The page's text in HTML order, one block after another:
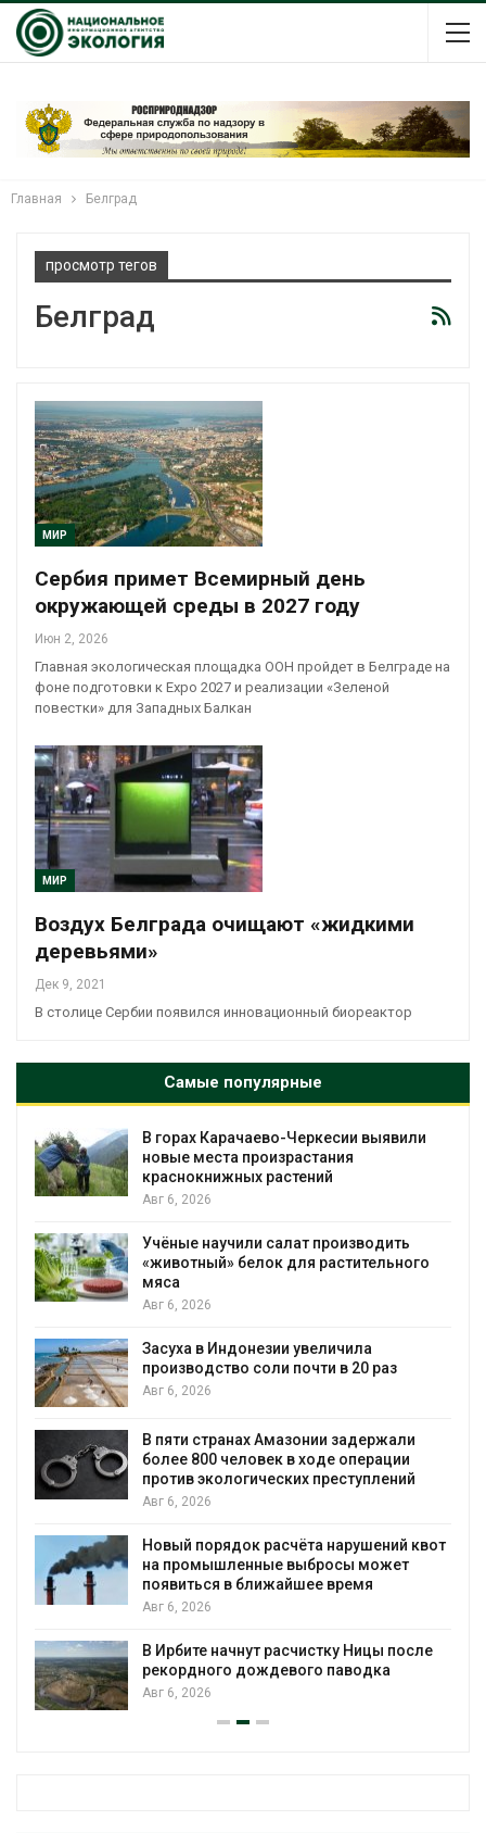
Главная Белград
просмотр тегов
Белград
МИР
Сербия примет Всемирный день
окружающей среды в 2027 году
Июн 2, 2026
Главная экологическая площадка ООН пройдет в Белграде на
фоне подготовки к Expo 2027 и реализации «Зеленой
повестки» для Западных Балкан
МИР
Воздух Белграда очищают «жидкими
деревьями»
Дек 9, 2021
В столице Сербии появился инновационный биореактор
Самые популярные
В горах Карачаево-Черкесии выявили
новые места произрастания
краснокнижных растений
Авг 6, 2026
Учёные научили салат производить
«животный» белок для растительного
мяса
Авг 6, 2026
Засуха в Индонезии увеличила
производство соли почти в 20 раз
Авг 6, 2026
В пяти странах Амазонии задержали
более 800 человек в ходе операции
против экологических преступлений
Авг 6, 2026
Новый порядок расчёта нарушений квот
на промышленные выбросы может
появиться в ближайшее время
Авг 6, 2026
В Ирбите начнут расчистку Ницы после
рекордного дождевого паводка
Авг 6, 2026